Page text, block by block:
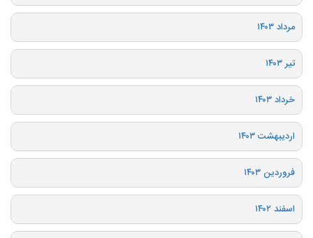
مرداد ۱۴۰۳
تیر ۱۴۰۳
خرداد ۱۴۰۳
اردیبهشت ۱۴۰۳
فروردین ۱۴۰۳
اسفند ۱۴۰۲